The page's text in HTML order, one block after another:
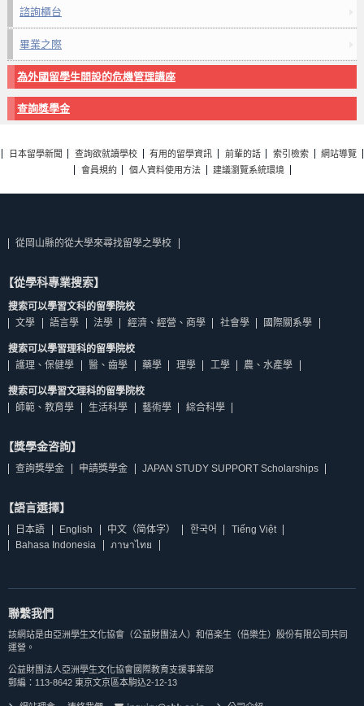
諮詢櫃台
畢業之際
為外國留學生開設的危機管理講座
查詢獎學金
日本留學新聞 查詢欲就讀學校 有用的留學資訊 前輩的話 索引檢索
網站導覽
會員規約
個人資料使用方法 建議瀏覽系統環境
從岡山縣的從大學來尋找留學之學校
【從學科專業搜索】
搜索可以學習文科的留學院校
文學
語言學 法學 經濟、經營、商學 社會學 國際關系學
搜索可以學習理科的留學院校
護理、保健學
醫、齒學 藥學 理學 工學 農、水產學
搜索可以學習文理科的留學院校
師範、教育學
生活科學 藝術學 綜合科學
【獎學金咨詢】
查詢獎學金 申請獎學金 JAPAN STUDY SUPPORT Scholarships
【語言選擇】
日本語 English 中文（简体字） 한국어
Tiếng Việt
Bahasa Indonesia
ภาษาไทย
聯繫我們
該網站是由亞洲學生文化協會（公益財團法人）和倍楽生（倍樂生）股份有限公司共同
運營。
公益財團法人亞洲學生文化協會國際教育支援事業部
郵編：113-8642 東京文京區本駒込2-12-13